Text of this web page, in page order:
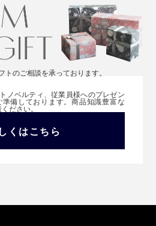
のご相談を承っております。
ノベルティ、従業員様へのプレゼン
備しております。商品知識豊富な
ださい。
くはこちら